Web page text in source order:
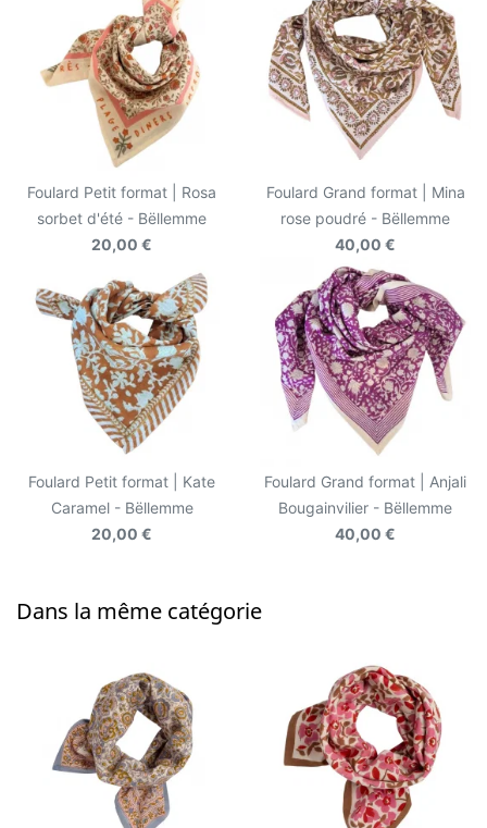
Foulard Petit format | Rosa
sorbet d'été - Bëllemme
20,00 €
Foulard Grand format | Mina
rose poudré - Bëllemme
40,00 €
Foulard Petit format | Kate
Caramel - Bëllemme
20,00 €
Foulard Grand format | Anjali
Bougainvilier - Bëllemme
40,00 €
Dans la même catégorie